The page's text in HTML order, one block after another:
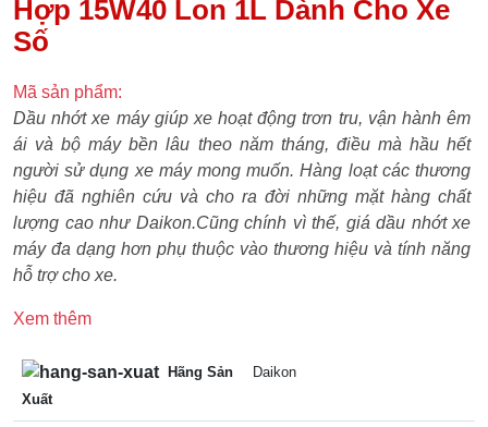
Hợp 15W40 Lon 1L Dành Cho Xe
Số
Mã sản phẩm:
Dầu nhớt xe máy giúp xe hoạt động trơn tru, vận hành êm
ái và bộ máy bền lâu theo năm tháng, điều mà hầu hết
người sử dụng xe máy mong muốn. Hàng loạt các thương
hiệu đã nghiên cứu và cho ra đời những mặt hàng chất
lượng cao như Daikon.Cũng chính vì thế, giá dầu nhớt xe
máy đa dạng hơn phụ thuộc vào thương hiệu và tính năng
hỗ trợ cho xe.
Xem thêm
Hãng Sản
Xuất
Daikon